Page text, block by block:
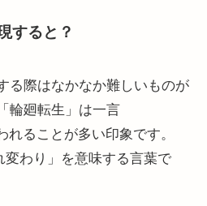
すると？
る際はなかなか難しいものが
輪廻転生」は一言
れることが多い印象です。
変わり」を意味する言葉で